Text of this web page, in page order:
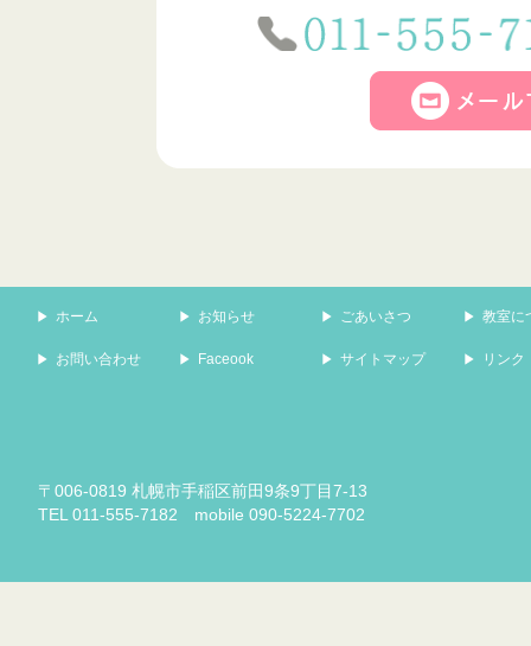
ホーム お知らせ ごあいさつ 教室に
お問い合わせ Faceook サイトマップ リンク
〒006-0819 札幌市手稲区前田9条9丁目7-13
TEL 011-555-7182 mobile 090-5224-7702